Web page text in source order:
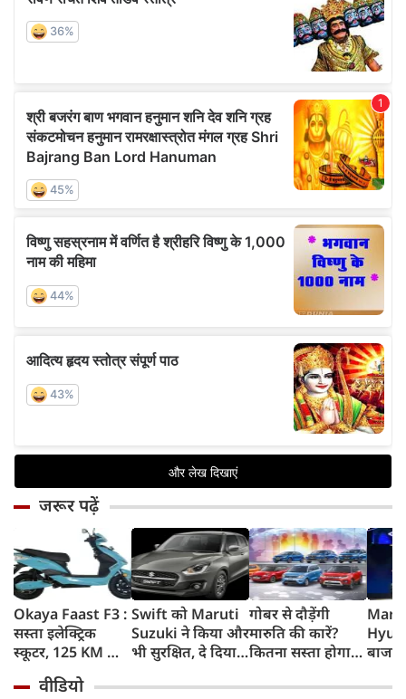
जरूर पढ़ें
Okaya Faast F3 :
सस्ता इलेक्ट्रिक
स्कूटर, 125 KM की
दूर करेगा खास फीचर
Swift को Maruti
Suzuki ने किया और
भी सुरक्षित, दे दिया
standard
गोबर से दौड़ेंगी
मारुति की कारें?
कितना सस्ता होगा
सेफ? ऑटोमोबाइल
वीडियो